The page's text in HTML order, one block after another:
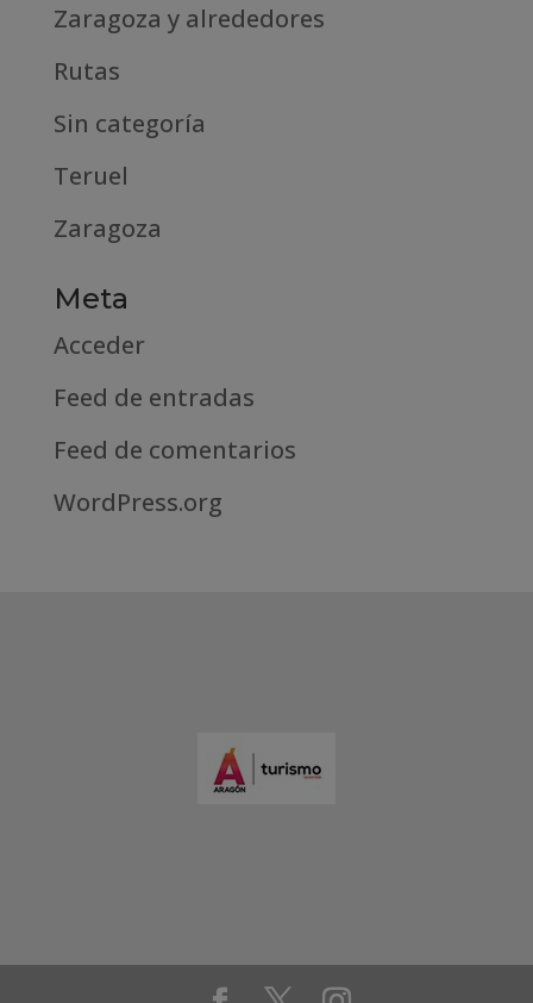
Zaragoza y alrededores
Rutas
Sin categoría
Teruel
Zaragoza
Meta
Acceder
Feed de entradas
Feed de comentarios
WordPress.org